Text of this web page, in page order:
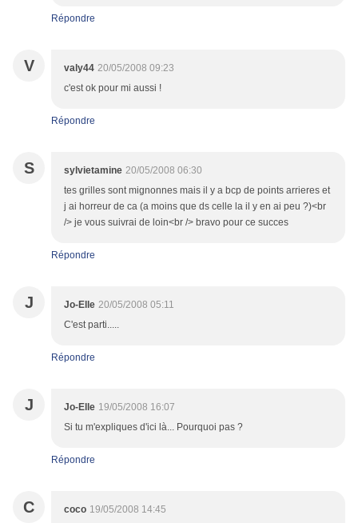
Répondre
V valy44 20/05/2008 09:23
c'est ok pour mi aussi !
Répondre
S sylvietamine 20/05/2008 06:30
tes grilles sont mignonnes mais il y a bcp de points arrieres et
j ai horreur de ca (a moins que ds celle la il y en ai peu ?)<br
/> je vous suivrai de loin<br /> bravo pour ce succes
Répondre
J Jo-Elle 20/05/2008 05:11
C'est parti.....
Répondre
J Jo-Elle 19/05/2008 16:07
Si tu m'expliques d'ici là... Pourquoi pas ?
Répondre
C coco 19/05/2008 14:45